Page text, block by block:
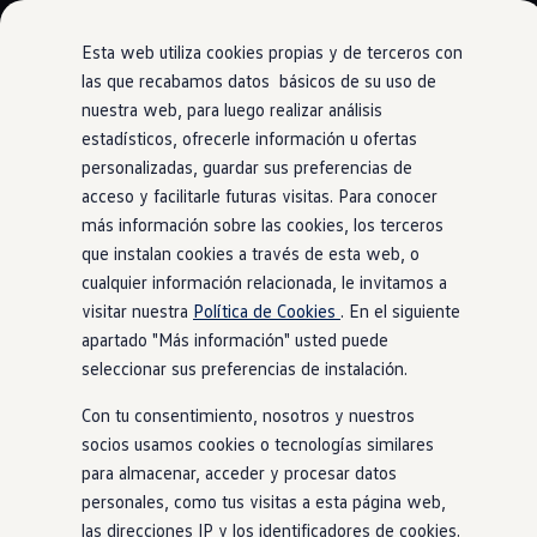
Esta web utiliza cookies propias y de terceros con
las que recabamos datos básicos de su uso de
nuestra web, para luego realizar análisis
estadísticos, ofrecerle información u ofertas
personalizadas, guardar sus preferencias de
acceso y facilitarle futuras visitas. Para conocer
más información sobre las cookies, los terceros
que instalan cookies a través de esta web, o
cualquier información relacionada, le invitamos a
visitar nuestra Política de Cookies . En el siguiente
apartado "Más información" usted puede
seleccionar sus preferencias de instalación.
Con tu consentimiento, nosotros y nuestros
socios usamos cookies o tecnologías similares
para almacenar, acceder y procesar datos
personales, como tus visitas a esta página web,
las direcciones IP y los identificadores de cookies.
Ir
directamente
al contenido
Ir
directamente
al pie de
página
Nuevo ID. Polo: El eléctrico para todos
Nuevo ID. Cross 100% eléctrico
Modelos 7 plazas
Descubre el nuevo Golf GTI 50 Aniversario
Gama Deportiva
Gama SUV de Volkswagen
Ofertas y promociones
Precios Especiales
Renueva tu Volkswagen
Trae un amigo a Volkswagen Canarias
Financiación Volkswagen
Volkswagen Flex & Serenity
Renting
Vehículos de ocasión
Concursos Volkswagen
Clientes
Buscador de Concesionarios
Atención al cliente
Accesorios
Guía de mantenimiento
Información Útil
Viajar en coche
Sistema de sonido Harman Kardon
Suena a más.Mucho
más.